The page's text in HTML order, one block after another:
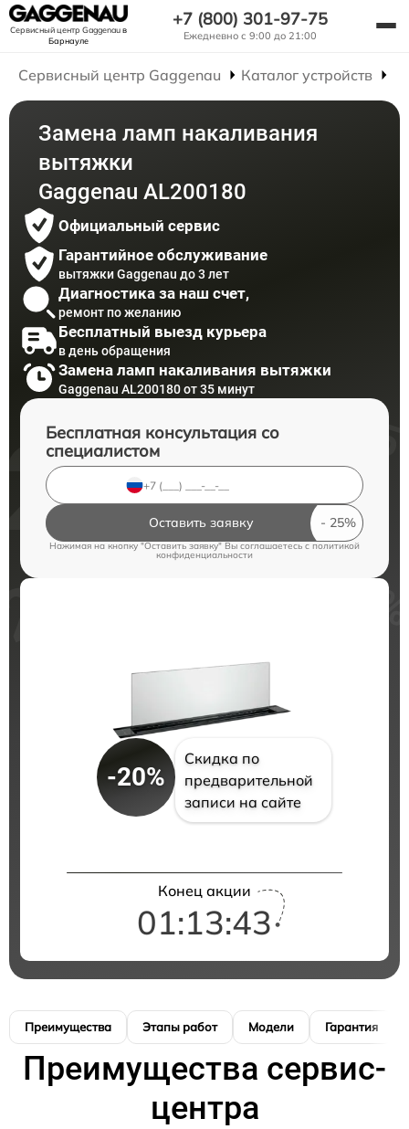
Сервисный центр Gaggenauв
Барнауле
+7 (800) 301-97-75
Ежедневно с 9:00 до 21:00
Сервисный центр Gaggenau Каталог устройств
Замена ламп накаливания
вытяжки
Gaggenau AL200180
Официальный сервис
Гарантийное обслуживание
вытяжки Gaggenau до 3 лет
Диагностика за наш счет,
ремонт по желанию
Бесплатный выезд курьера
в день обращения
Замена ламп накаливания вытяжки
Gaggenau AL200180 от 35 минут
Бесплатная консультация со
специалистом
Оставить заявку
Нажимая на кнопку "Оставить заявку" Вы соглашаетесь c политикой
конфиденциальности
-20%
Скидка по
предварительной
записи на сайте
Конец акции
01:13:42
Преимущества Этапы работ Модели Гарантия
Преимущества сервис-
центра